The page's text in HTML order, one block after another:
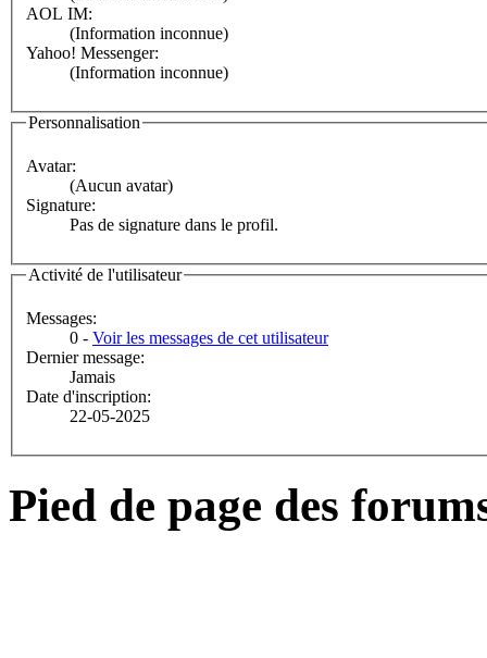
AOL IM:
(Information inconnue)
Yahoo! Messenger:
(Information inconnue)
Personnalisation
Avatar:
(Aucun avatar)
Signature:
Pas de signature dans le profil.
Activité de l'utilisateur
Messages:
0 - Voir les messages de cet utilisateur
Dernier message:
Jamais
Date d'inscription:
22-05-2025
Pied de page des